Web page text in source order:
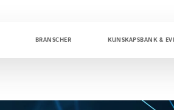
BRANSCHER KUNSKAPSBANK &